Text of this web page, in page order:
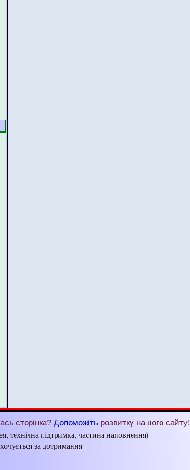
сторінка? Допоможіть розвитку нашого сайту!
технічна підтримка, частина наповнення)
за дотримання